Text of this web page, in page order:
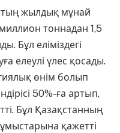
жылдық мұнай
тоннадан 1,5
Бұл еліміздегі
елеулі үлес қосады.
өнім болып
50%-ға артып,
Бұл Қазақстанның
қажетті